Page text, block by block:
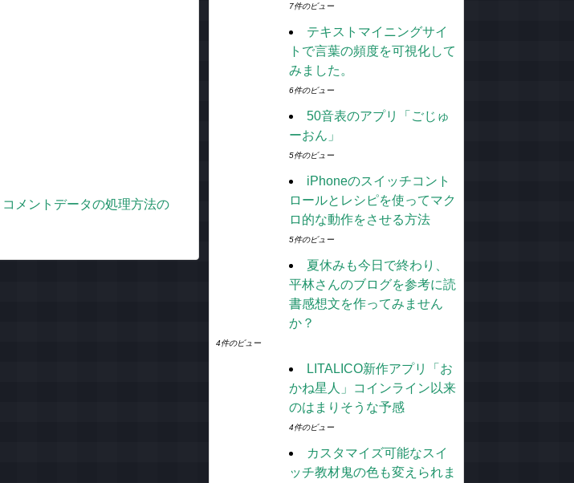
コメントデータの処理方法の
7件のビュー
テキストマイニングサイ
トで言葉の頻度を可視化して
みました。
6件のビュー
50音表のアプリ「ごじゅ
ーおん」
5件のビュー
iPhoneのスイッチコント
ロールとレシピを使ってマク
ロ的な動作をさせる方法
5件のビュー
夏休みも今日で終わり、
平林さんのブログを参考に読
書感想文を作ってみません
か？
4件のビュー
LITALICO新作アプリ「お
かね星人」コインライン以来
のはまりそうな予感
4件のビュー
カスタマイズ可能なスイ
ッチ教材鬼の色も変えられま